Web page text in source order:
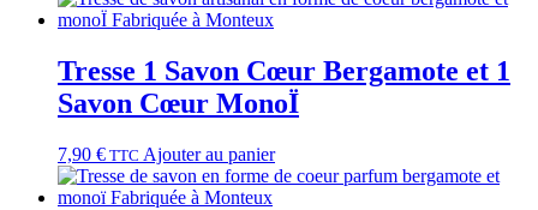
Tresse 1 Savon Cœur Bergamote et 1
Savon Cœur MonoÏ
7,90 € TTC Ajouter au panier